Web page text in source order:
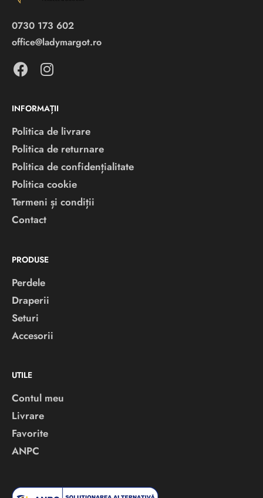
0730 173 602
office@ladymargot.ro
INFORMAȚII
Politica de livrare
Politica de returnare
Politica de confidențialitate
Politica cookie
Termeni și condiții
Contact
PRODUSE
Perdele
Draperii
Seturi
Accesorii
UTILE
Contul meu
Livrare
Favorite
ANPC